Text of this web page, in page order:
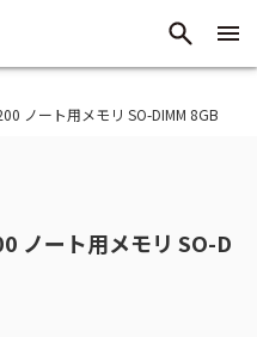
ノート用メモリ SO-DIMM 8GB
ノート用メモリ SO-D